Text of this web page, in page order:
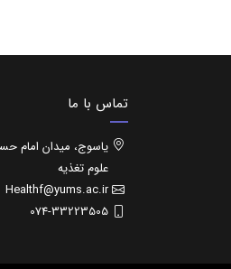
تماس با ما
علوم تغذیه
Healthf@yums.ac.ir
074-33223505